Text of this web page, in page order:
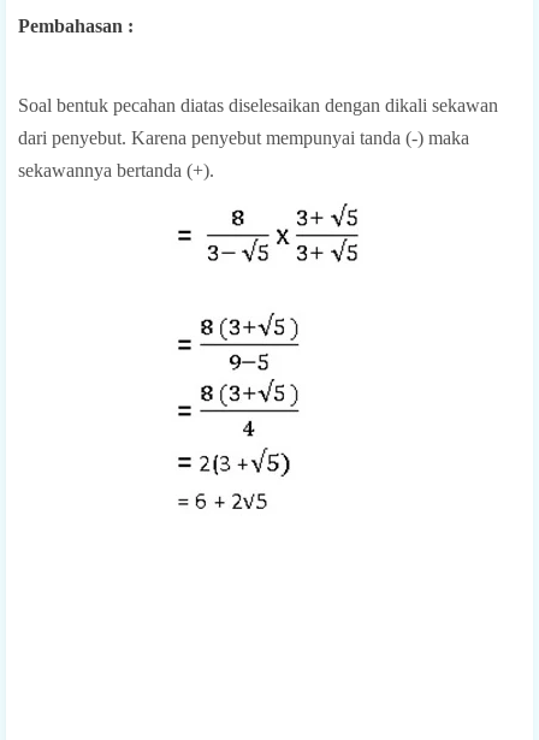
Pembahasan :
Soal bentuk pecahan diatas diselesaikan dengan dikali sekawan
dari penyebut. Karena penyebut mempunyai tanda (-) maka
sekawannya bertanda (+).